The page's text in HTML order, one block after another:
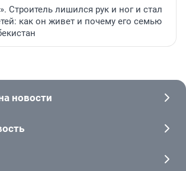
Строитель лишился рук и ног и стал
как он живет и почему его семью
новости